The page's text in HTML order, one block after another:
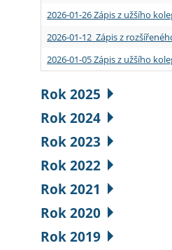
2026-01-26 Zápis z užšího
2026-01-12 Zápis z
2026-01-05 Zápis z užšího
Rok 2025
Rok 2024
Rok 2023
Rok 2022
Rok 2021
Rok 2020
Rok 2019